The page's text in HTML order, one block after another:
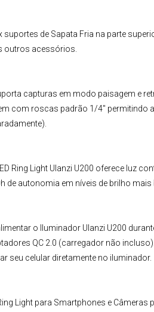
suportes de Sapata Fria na parte
outros acessórios.
capturas em modo paisagem e
com roscas padrão 1/4" permitindo
LED Ring Light Ulanzi U200 oferece luz
de autonomia em níveis de brilho mais
o
Iluminador Ulanzi U200
QC 2.0 (carregador não
seu celular diretamente no iluminador.
Ring Light para Smartphones e Câmeras